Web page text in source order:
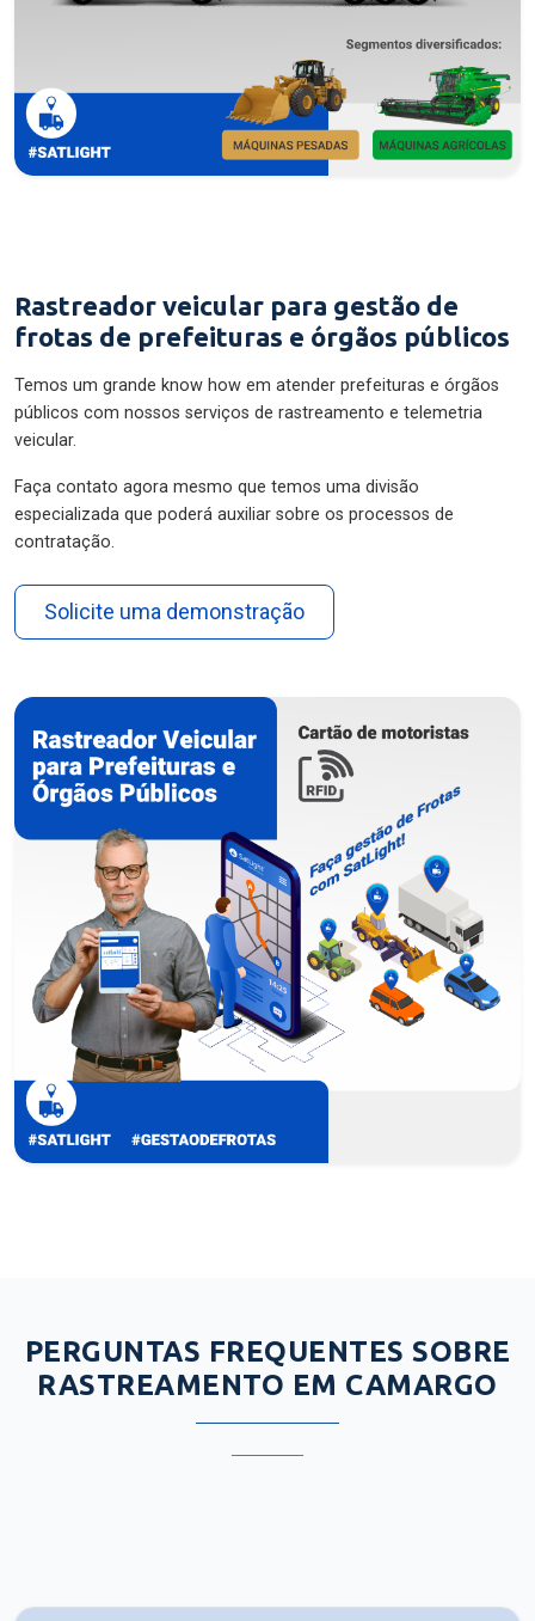
Rastreador veicular para gestão de
frotas de prefeituras e órgãos públicos
Temos um grande know how em atender prefeituras e órgãos
públicos com nossos serviços de rastreamento e telemetria
veicular.
Faça contato agora mesmo que temos uma divisão
especializada que poderá auxiliar sobre os processos de
contratação.
Solicite uma demonstração
PERGUNTAS FREQUENTES SOBRE
RASTREAMENTO EM CAMARGO